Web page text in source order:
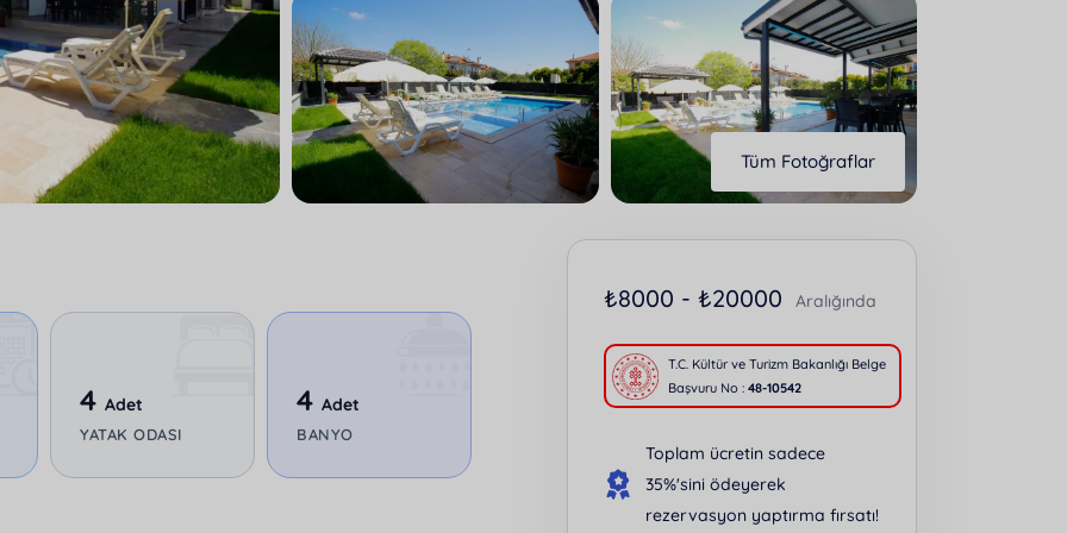
Tüm Fotoğraflar
4 Adet
YATAK ODASI
4 Adet
BANYO
₺8000 - ₺20000 Aralığında
T.C. Kültür ve Turizm Bakanlığı Belge
Başvuru No : 48-10542
Toplam ücretin sadece
35%'sini ödeyerek
rezervasyon yaptırma fırsatı!